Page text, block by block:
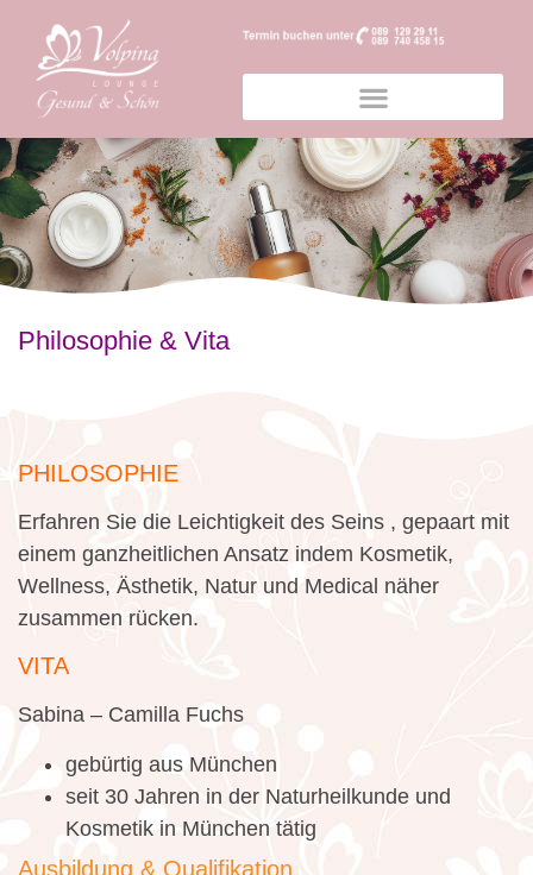
Philosophie & Vita
PHILOSOPHIE
Erfahren Sie die Leichtigkeit des Seins , gepaart mit
einem ganzheitlichen Ansatz indem Kosmetik,
Wellness, Ästhetik, Natur und Medical näher
zusammen rücken.
VITA
Sabina – Camilla Fuchs
gebürtig aus München
seit 30 Jahren in der Naturheilkunde und
Kosmetik in München tätig
Ausbildung & Qualifikation